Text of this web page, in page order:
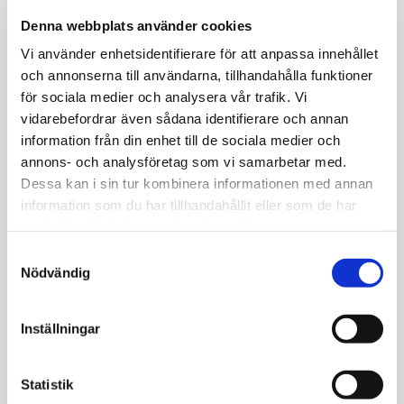
Denna webbplats använder cookies
Vi använder enhetsidentifierare för att anpassa innehållet
och annonserna till användarna, tillhandahålla funktioner
för sociala medier och analysera vår trafik. Vi
vidarebefordrar även sådana identifierare och annan
information från din enhet till de sociala medier och
annons- och analysföretag som vi samarbetar med.
Dessa kan i sin tur kombinera informationen med annan
information som du har tillhandahållit eller som de har
Nödvändig
Inställningar
Statistik
VÅRA STORSÄLJARE ANITA & JOHAN
BESÖK UTSTÄLLNINGEN MED